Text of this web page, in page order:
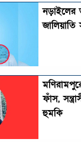
নড়াইলের
জালিয়াতি
ফাঁস,
হুমকি